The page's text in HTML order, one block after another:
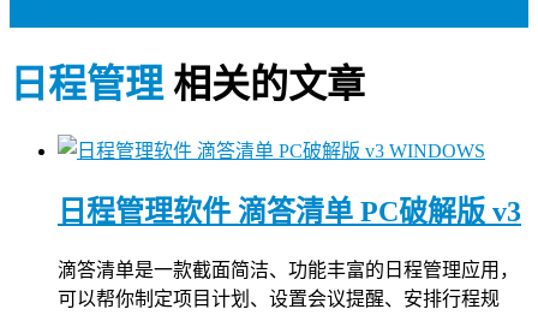
日程管理相关的文章
WINDOWS
日程管理软件 滴答清单 PC破解版 v3
滴答清单是一款截面简洁、功能丰富的日程管理应用，
可以帮你制定项目计划、设置会议提醒、安排行程规